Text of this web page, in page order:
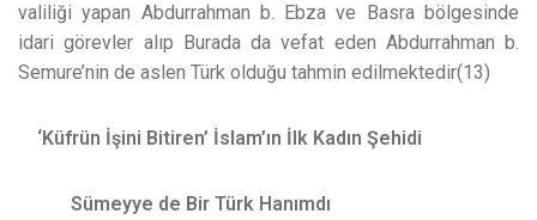
valiliği yapan Abdurrahman b. Ebza ve Basra bölgesinde
idari görevler alıp Burada da vefat eden Abdurrahman b.
Semure’nin de aslen Türk olduğu tahmin edilmektedir(13)
‘Küfrün İşini Bitiren’ İslam’ın İlk Kadın Şehidi
Sümeyye de Bir Türk Hanımdı